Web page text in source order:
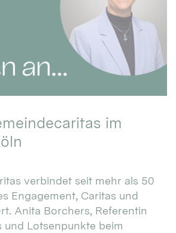
im
verbindet seit mehr als 50
Engagement, Caritas und
Anita Borchers, Referentin
und Lotsenpunkte beim